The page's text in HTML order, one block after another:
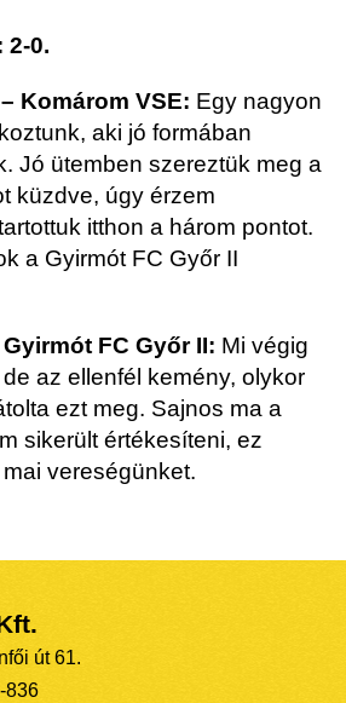
2-0.
Komárom VSE: Egy nagyon
aki jó formában
Jó ütemben szereztük meg a
küzdve, úgy érzem
itthon a három pontot.
a Gyirmót FC Győr II
FC Győr II: Mi végig
az ellenfél kemény, olykor
ezt meg. Sajnos ma a
sikerült értékesíteni, ez
vereségünket.
út 61.
836